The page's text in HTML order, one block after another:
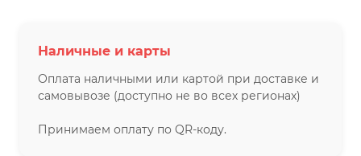
Наличные и карты
Оплата наличными или картой при доставке и
самовывозе (доступно не во всех регионах)
Принимаем оплату по QR-коду.